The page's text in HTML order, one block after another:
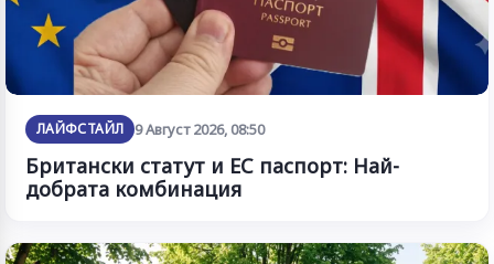
ЛАЙФСТАЙЛ 9 Август 2026, 08:50
Британски статут и ЕС паспорт: Най-
добрата комбинация